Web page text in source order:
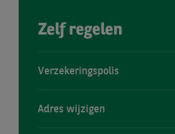
Zelf regelen
Verzekeringspolis
Adres wijzigen